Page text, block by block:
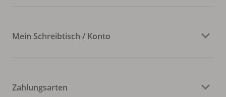
Mein Schreibtisch / Konto
Zahlungsarten